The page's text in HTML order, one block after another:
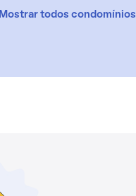
Mostrar todos condomínios